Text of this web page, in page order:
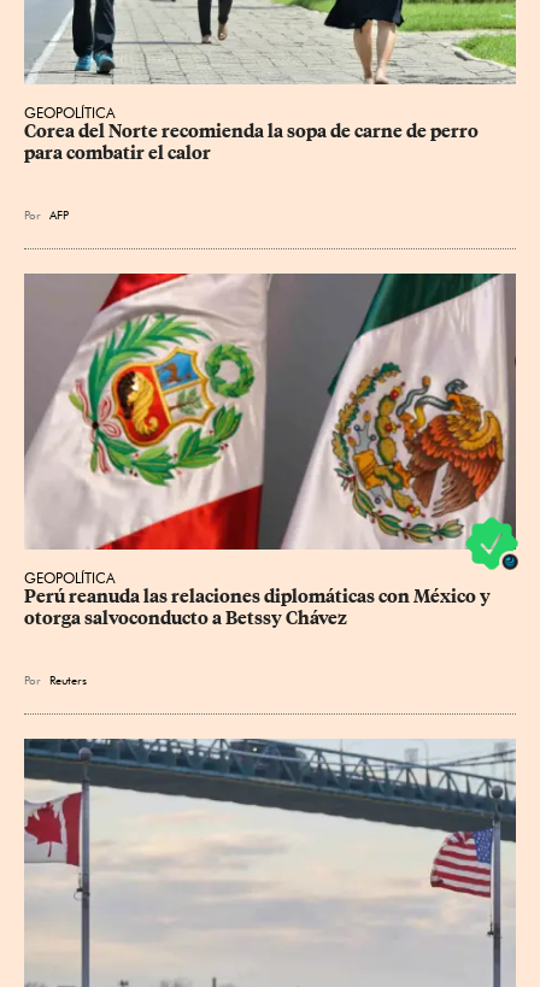
GEOPOLÍTICA
Corea del Norte recomienda la sopa de carne de perro
para combatir el calor
Por AFP
GEOPOLÍTICA
Perú reanuda las relaciones diplomáticas con México y
otorga salvoconducto a Betssy Chávez
Por Reuters